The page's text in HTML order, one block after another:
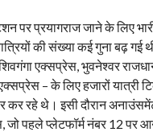
पर प्रयागराज जाने के लिए
की संख्या कई गुना बढ़ गई
शिवगंगा एक्सप्रेस, भुवनेश्वर
– के लिए हजारों यात्री
कर रहे थे। इसी दौरान
जो पहले प्लेटफॉर्म नंबर 12 पर